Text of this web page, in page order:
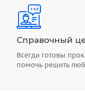
Справочный
Всегда готовы
помочь решить